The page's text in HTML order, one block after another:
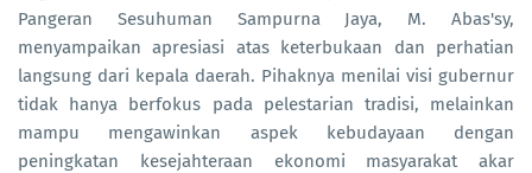
Pangeran Sesuhuman Sampurna Jaya, M. Abas'sy,
menyampaikan apresiasi atas keterbukaan dan perhatian
langsung dari kepala daerah. Pihaknya menilai visi gubernur
tidak hanya berfokus pada pelestarian tradisi, melainkan
mampu mengawinkan aspek kebudayaan dengan
peningkatan kesejahteraan ekonomi masyarakat akar